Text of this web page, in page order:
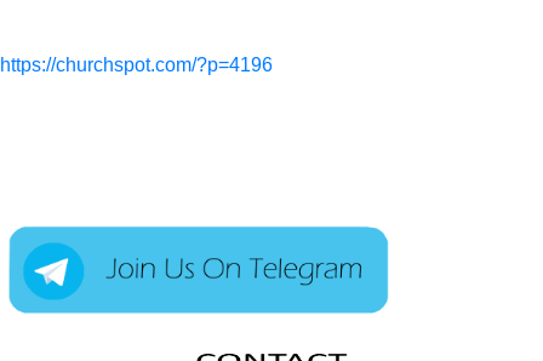
https://churchspot.com/?p=4196